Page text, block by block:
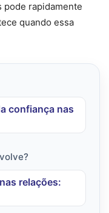
pode rapidamente
quando essa
confiança nas
relações: